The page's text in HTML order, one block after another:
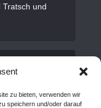
zu bieten, verwenden wir
speichern und/oder darauf
Tratsch und